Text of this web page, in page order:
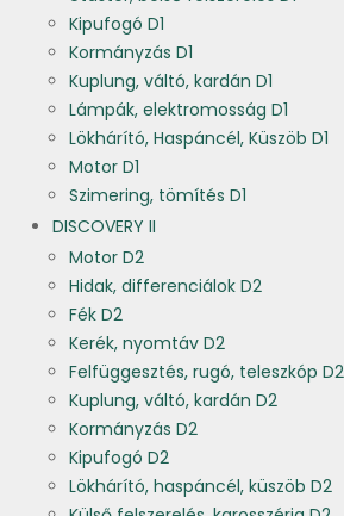
Kipufogó D1
Kormányzás D1
Kuplung, váltó, kardán D1
Lámpák, elektromosság D1
Lökhárító, Haspáncél, Küszöb D1
Motor D1
Szimering, tömítés D1
DISCOVERY II
Motor D2
Hidak, differenciálok D2
Fék D2
Kerék, nyomtáv D2
Felfüggesztés, rugó, teleszkóp D2
Kuplung, váltó, kardán D2
Kormányzás D2
Kipufogó D2
Lökhárító, haspáncél, küszöb D2